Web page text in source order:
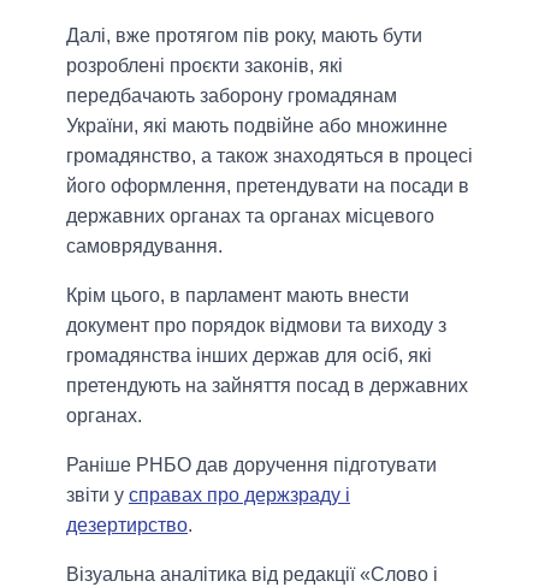
Далі, вже протягом пів року, мають бути
розроблені проєкти законів, які
передбачають заборону громадянам
України, які мають подвійне або множинне
громадянство, а також знаходяться в процесі
його оформлення, претендувати на посади в
державних органах та органах місцевого
самоврядування.
Крім цього, в парламент мають внести
документ про порядок відмови та виходу з
громадянства інших держав для осіб, які
претендують на зайняття посад в державних
органах.
Раніше РНБО дав доручення підготувати
звіти у справах про держзраду і
дезертирство.
Візуальна аналітика від редакції «Слово і